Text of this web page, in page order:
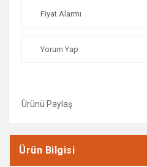
Fiyat Alarmı
Yorum Yap
Ürünü Paylaş
Ürün Bilgisi